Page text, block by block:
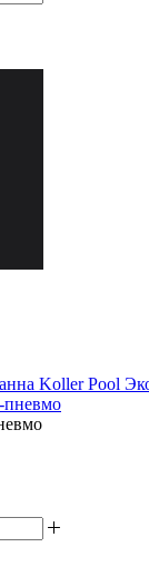
Koller Pool
пневмо